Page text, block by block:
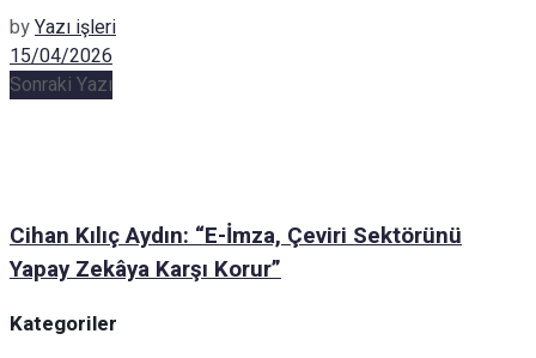
byYazı işleri
15/04/2026
Sonraki Yazı
Cihan Kılıç Aydın: “E-İmza, Çeviri Sektörünü
Yapay Zekâya Karşı Korur”
Kategoriler